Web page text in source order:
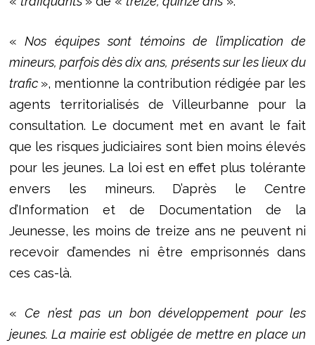
« Nos équipes sont témoins de l’implication de
mineurs, parfois dès dix ans, présents sur les lieux du
trafic », mentionne la contribution rédigée par les
agents territorialisés de Villeurbanne pour la
consultation. Le document met en avant le fait
que les risques judiciaires sont bien moins élevés
pour les jeunes. La loi est en effet plus tolérante
envers les mineurs. D’après le Centre
d’Information et de Documentation de la
Jeunesse, les moins de treize ans ne peuvent ni
recevoir d’amendes ni être emprisonnés dans
ces cas-là.
«Ce n’est pas un bon développement pour les
jeunes. La mairie est obligée de mettre en place un